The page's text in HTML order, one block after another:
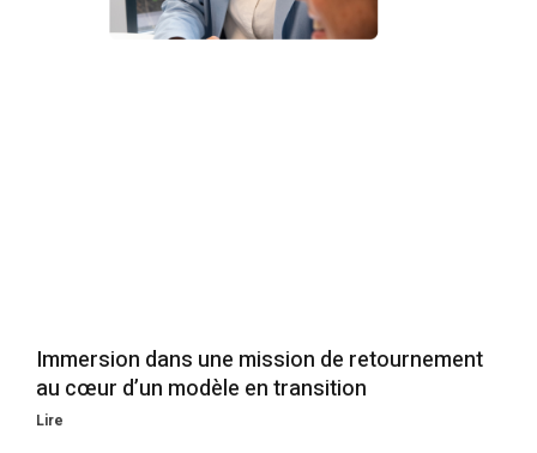
Immersion dans une mission de retournement
au cœur d’un modèle en transition
Lire